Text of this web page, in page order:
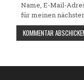
Name, E-Mail-
für meinen